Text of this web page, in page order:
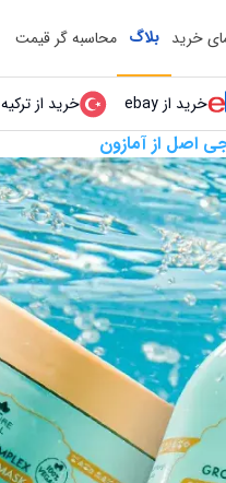
خرید بلاگ محاسبه گر قیمت
خرید از ebay خرید از ترکیه
اصل از آمازون